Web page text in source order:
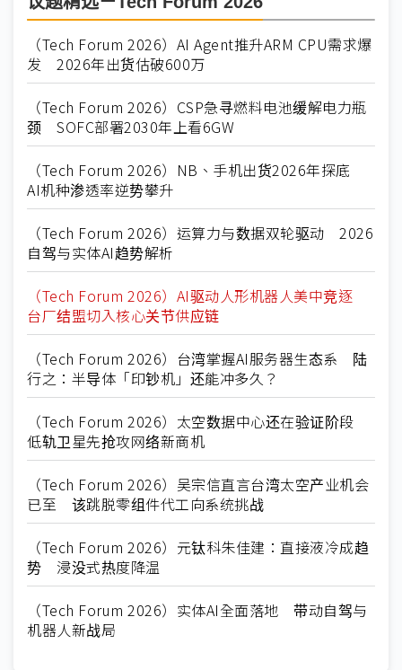
（Tech Forum 2026）AI Agent推升ARM CPU需求爆
发 2026年出货估破600万
（Tech Forum 2026）CSP急寻燃料电池缓解电力瓶
颈 SOFC部署2030年上看6GW
（Tech Forum 2026）NB、手机出货2026年探底
AI机种渗透率逆势攀升
（Tech Forum 2026）运算力与数据双轮驱动 2026
自驾与实体AI趋势解析
（Tech Forum 2026）AI驱动人形机器人美中竞逐
台厂结盟切入核心关节供应链
（Tech Forum 2026）台湾掌握AI服务器生态系 陆
行之：半导体「印钞机」还能冲多久？
（Tech Forum 2026）太空数据中心还在验证阶段
低轨卫星先抢攻网络新商机
（Tech Forum 2026）吴宗信直言台湾太空产业机会
已至 该跳脱零组件代工向系统挑战
（Tech Forum 2026）元钛科朱佳建：直接液冷成趋
势 浸没式热度降温
（Tech Forum 2026）实体AI全面落地 带动自驾与
机器人新战局